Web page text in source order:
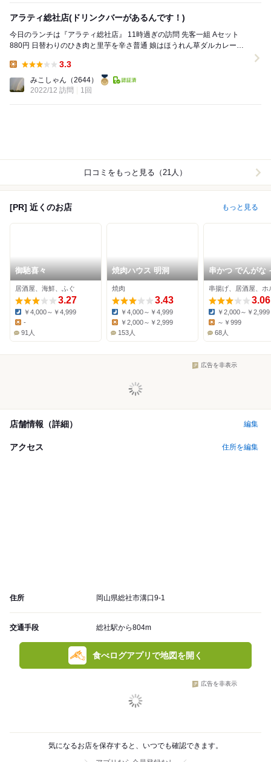
アラティ総社店(ドリンクバーがあるんです！)
今日のランチは『アラティ総社店』 11時過ぎの訪問 先客一組 Aセット
880円 日替わりのひき肉と里芋を辛さ普通 娘はほうれん草ダルカレーを
3.3
みこしゃん （2644）
2022/12 訪問
1回
口コミをもっと見る（21人）
[PR] 近くのお店 もっと見る
御馳喜々
居酒屋、海鮮、ふぐ
3.27
Dinner:
￥4,000～￥4,999
Lunch:
-
91人
焼肉ハウス 明洞
焼肉
3.43
Dinner:
￥4,000～￥4,999
￥2,000～￥2,999
153人
串かつ でんがな
ンモール岡山店
串揚げ、居酒屋、ホ
3.06
Dinner:
￥2,000～￥2,999
Lunch:
～￥999
68人
広告を非表示
店舗情報（詳細） 編集
アクセス 住所を編集
住所 岡山県総社市溝口9-1
交通手段 総社駅から804m
食べログアプリで地図を開く
広告を非表示
気になるお店を保存すると、いつでも確認できます。